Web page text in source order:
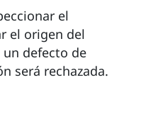
el
el origen del
defecto de
será rechazada.